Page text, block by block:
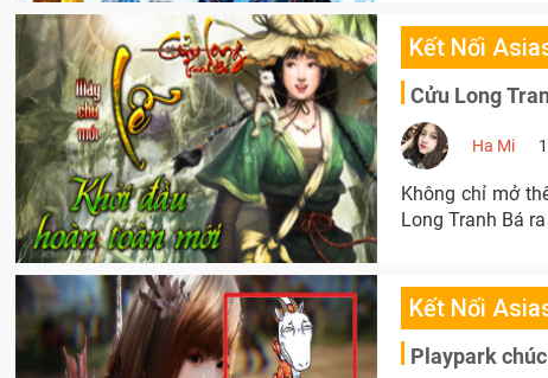
Kết Nối
Cửu Long
Ha Mi
Không chỉ mở
Long Tranh Bá
Kết Nối
Playpark